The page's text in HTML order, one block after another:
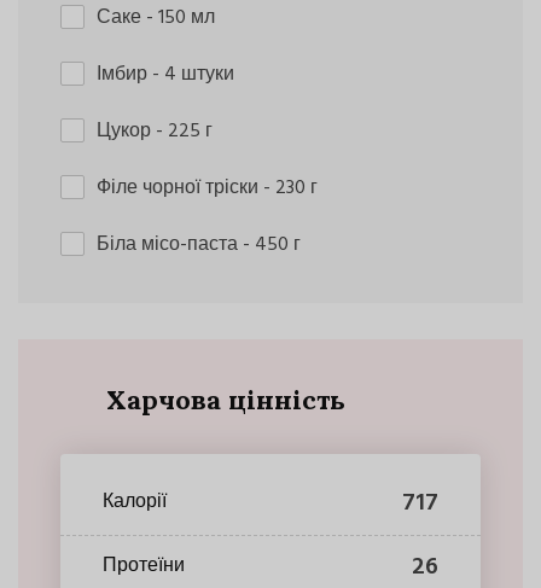
Саке- 150 мл
Імбир- 4 штуки
Цукор- 225 г
Філе чорної тріски - 230 г
Біла місо-паста- 450 г
Харчова цінність
Калорії 717
Протеїни 26